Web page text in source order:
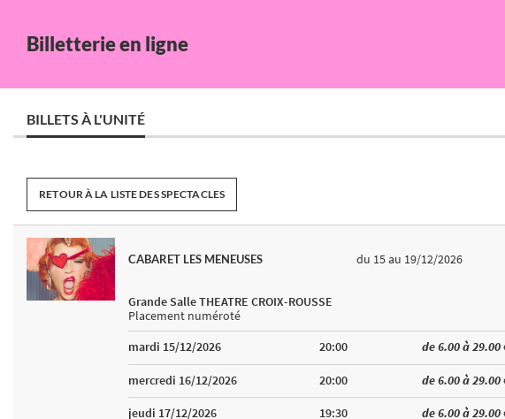
Billetterie en ligne
BILLETS À L'UNITÉ
RETOUR À LA LISTE DES SPECTACLES
CABARET LES MENEUSES du 15au 19/12/2026
Grande Salle THEATRE CROIX-ROUSSE
Placement numéroté
mardi 15/12/2026
20:00 de 6.00 à 29.00
mercredi 16/12/2026 20:00 de 6.00 à 29.00
jeudi 17/12/2026 19:30 de 6.00 à 29.00